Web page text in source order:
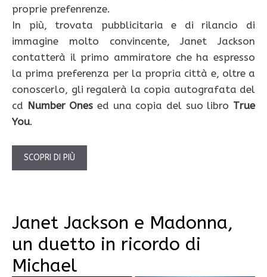
proprie prefenrenze.
In più, trovata pubblicitaria e di rilancio di
immagine molto convincente, Janet Jackson
contatterà il primo ammiratore che ha espresso
la prima preferenza per la propria città e, oltre a
conoscerlo, gli regalerà la copia autografata del
cd Number Ones ed una copia del suo libro True
You.
SCOPRI DI PIÙ
Janet Jackson e Madonna,
un duetto in ricordo di
Michael